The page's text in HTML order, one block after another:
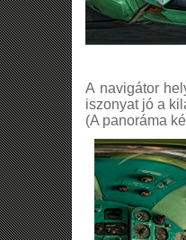
A navigátor
iszonyat jó a
(A panoráma